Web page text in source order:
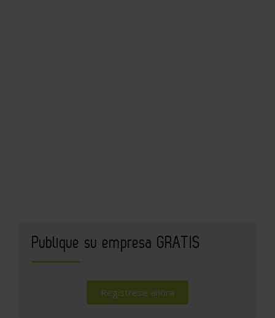
Publique su empresa GRATIS
Regístrese ahora